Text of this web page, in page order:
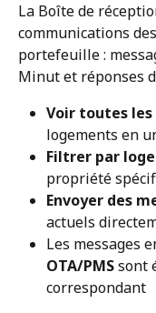
La Boîte de
communications
portefeuille :
Minut et réponses
Voir toutes
logements en
Filtrer par
propriété
Envoyer des
actuels
Les messages
OTA/PMS sont
correspondant